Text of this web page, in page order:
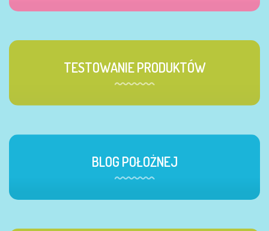
TESTOWANIE PRODUKTÓW
BLOG POŁOŻNEJ